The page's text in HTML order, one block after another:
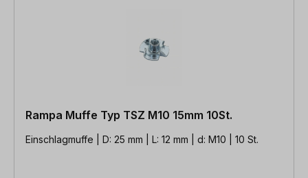
Rampa Muffe Typ TSZ M10 15mm 10St.
Einschlagmuffe | D: 25 mm | L: 12 mm | d: M10 | 10 St.